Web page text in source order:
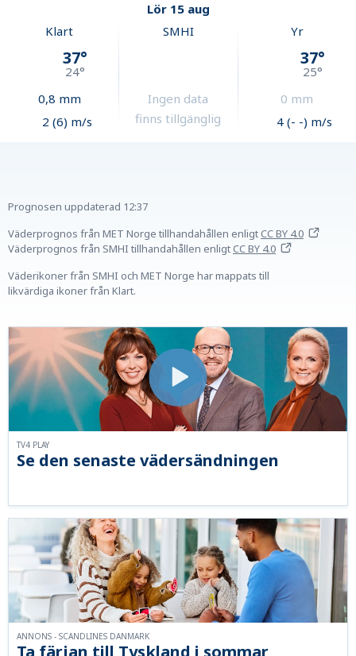
Lör 15 aug
Klart
37°
24°
0,8 mm
2 (6) m/s
SMHI
Ingen data
finns tillgänglig
Yr
37°
25°
0 mm
4 (- -) m/s
Prognosen uppdaterad 12:37
Väderprognos från MET Norge tillhandahållen enligtCC BY 4.0
Väderprognos från SMHI tillhandahållen enligtCC BY 4.0
Väderikoner från SMHI och MET Norge har mappats till
likvärdiga ikoner från Klart.
Se den senaste vädersändningen
TV4 PLAY
ANNONS - SCANDLINES DANMARK